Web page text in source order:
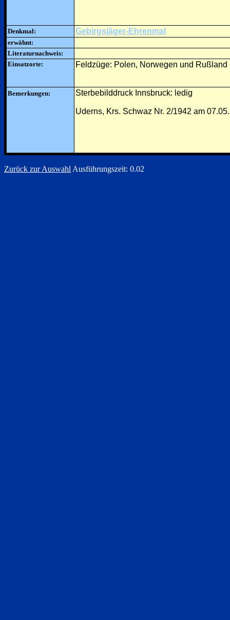
Denkmal: Gebirgsjäger-Ehrenmal
erwähnt:
Literaturnachweis:
Einsatzorte:
Feldzüge: Polen, Norwegen und Rußland
Bemerkungen: Sterbebilddruck Innsbruck: ledig
Uderns, Krs. Schwaz Nr. 2/1942 am
Zurück zur Auswahl Ausführungszeit: 0.02